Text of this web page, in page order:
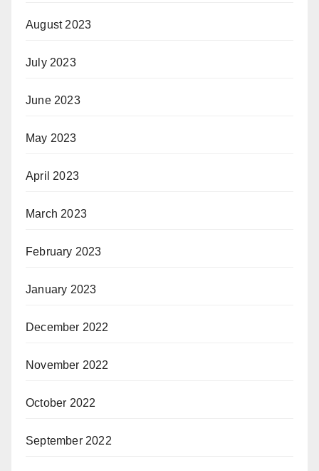
August 2023
July 2023
June 2023
May 2023
April 2023
March 2023
February 2023
January 2023
December 2022
November 2022
October 2022
September 2022